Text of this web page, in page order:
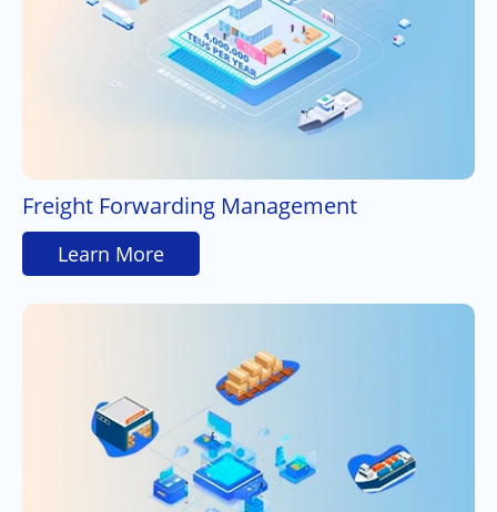
Freight Forwarding Management
Learn More